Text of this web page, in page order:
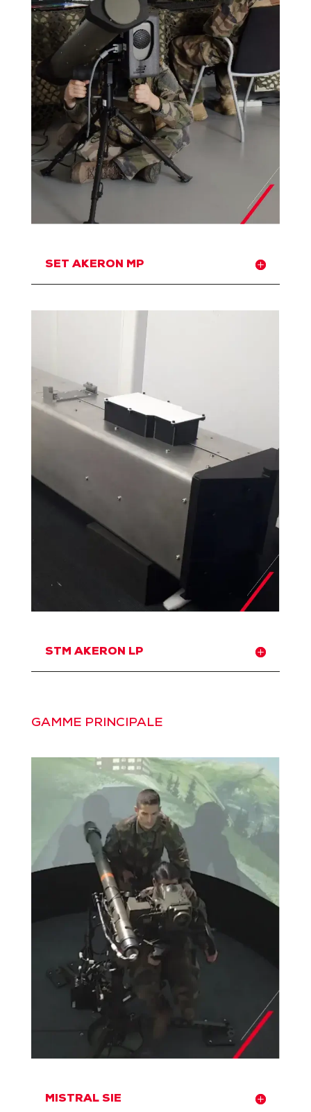
SET AKERON MP
STM AKERON LP
GAMME PRINCIPALE
MISTRAL SIE